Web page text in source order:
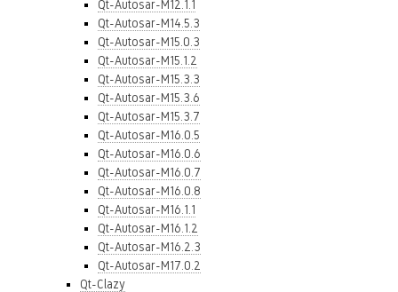
Qt-Autosar-M12.1.1
Qt-Autosar-M14.5.3
Qt-Autosar-M15.0.3
Qt-Autosar-M15.1.2
Qt-Autosar-M15.3.3
Qt-Autosar-M15.3.6
Qt-Autosar-M15.3.7
Qt-Autosar-M16.0.5
Qt-Autosar-M16.0.6
Qt-Autosar-M16.0.7
Qt-Autosar-M16.0.8
Qt-Autosar-M16.1.1
Qt-Autosar-M16.1.2
Qt-Autosar-M16.2.3
Qt-Autosar-M17.0.2
Qt-Clazy